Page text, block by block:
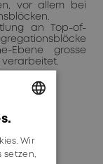
vor allem bei
an Top-of-
Ebene grosse
GERMAN
Wir